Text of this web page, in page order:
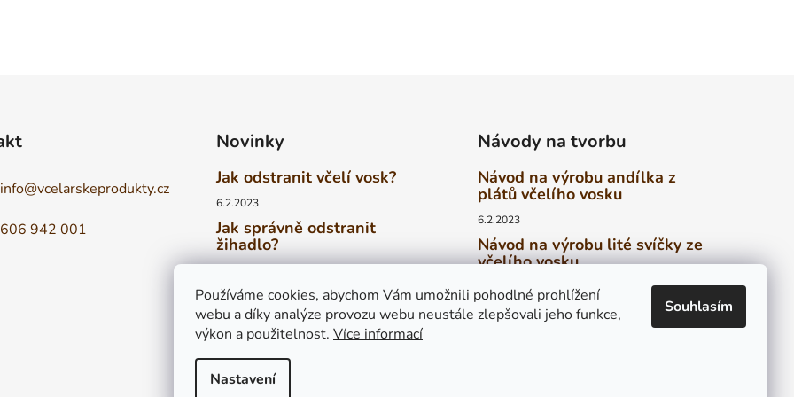
Používáme cookies, abychom Vám umožnili pohodlné prohlížení
webu a díky analýze provozu webu neustále zlepšovali jeho funkce,
výkon a použitelnost. Více informací
Nastavení
Souhlasím
info@vcelarskeprodukty.cz
606 942 001
Novinky
Jak odstranit včelí vosk?
6.2.2023
Jak správně odstranit
žihadlo?
Vyrovná se tuzemský med
medům zahraničním?
6.2.2023
Návody na tvorbu
Návod na výrobu andílka z
plátů včelího vosku
6.2.2023
Návod na výrobu lité svíčky ze
včelího vosku
6.2.2023
Návod na výrobu stáčené
svíčky z plátů včelího vosku